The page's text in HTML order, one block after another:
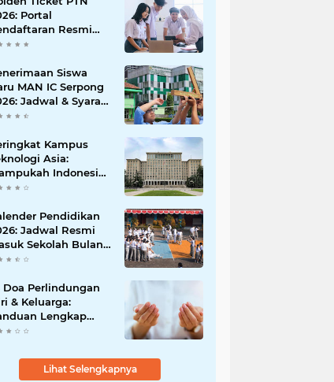
Portal
Resmi
Raih
Siswa
MAN IC Serpong
Jadwal & Syarat
Pendaftaran
Kampus
Asia:
Indonesia
Top 10
Pendidikan
Jadwal Resmi
Sekolah Bulan
di Berbagai
Doa Perlindungan
& Keluarga:
Lengkap
Latin, dan Arti
Lihat Selengkapnya